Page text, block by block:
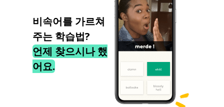
비속어를 가르쳐
주는 학습법?
언제 찾으시나 했
어요.